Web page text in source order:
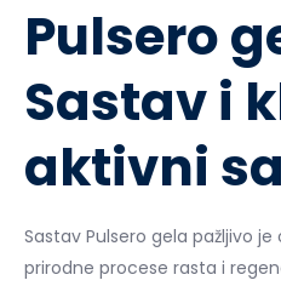
Pulsero
Sastav i
aktivni
Sastav Pulsero gela pažljivo
prirodne procese rasta i